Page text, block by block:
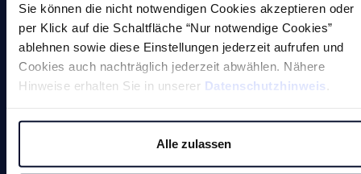
Sie können die nicht notwendigen Cookies akzeptieren oder
per Klick auf die Schaltfläche “Nur notwendige Cookies”
ablehnen sowie diese Einstellungen jederzeit aufrufen und
Cookies auch nachträglich jederzeit abwählen. Nähere
Hinweise erhalten Sie in unserer Datenschutzhinweis
Alle zulassen
Magnete
Entgratmaschinen (undefinierte
Kantenbearbeitung)